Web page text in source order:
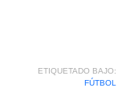
ETIQUETADO BAJO:
FÚTBOL